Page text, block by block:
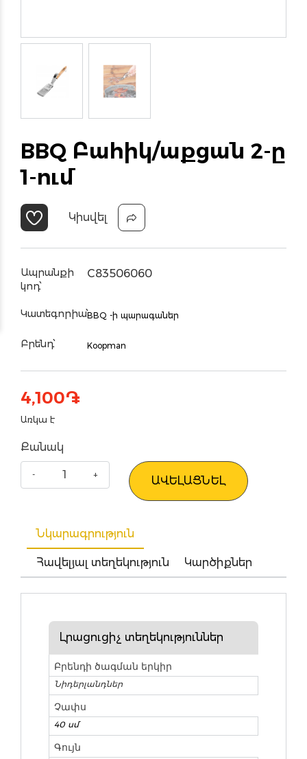
BBQ Բահիկ/աքցան 2-ը
1-ում
Կիսվել
Ապրանքի
կոդ՝
C83506060
Կատեգորիա՝BBQ -ի պարագաներ
Բրենդ՝ Koopman
4,100֏
Առկա է
Քանակ
ԱՎԵԼԱՑՆԵԼ
Նկարագրություն
Հավելյալ տեղեկություն Կարծիքներ
Լրացուցիչ տեղեկություններ
Բրենդի ծագման երկիր
Նիդերլանդներ
Չափս
40 սմ
Գույն